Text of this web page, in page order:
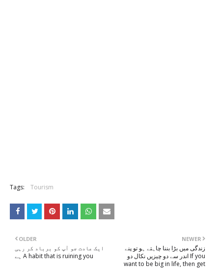
Tags: Tourism
NEWER
زندگی میں بڑا بننا چاہتے ہو تو پنے
اندر سے دو چیزیں نکال دو If you
want to be big in life, then get
OLDER
ایک عادت جو آپ کو برباد کر رہی
ہے A habit that is ruining you